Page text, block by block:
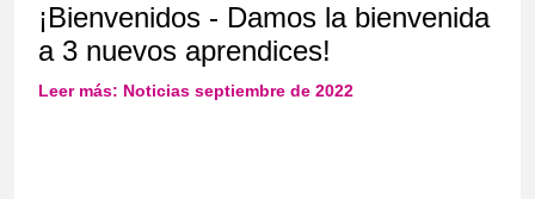
¡Bienvenidos - Damos la bienvenida
a 3 nuevos aprendices!
Leer más: Noticias septiembre de 2022